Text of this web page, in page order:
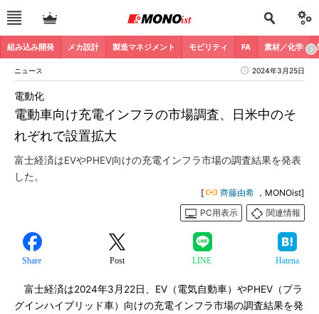
組み込み開発 メカ設計 製造マネジメント モビリティ FA 素材／化学
ニュース 2024年3月25日
電動車向け充電インフラの市場調査、日米中のそ
れぞれで設置拡大
電動化
富士経済はEVやPHEV向けの充電インフラ市場の調査結果を発表
した。
[ 齊藤由希 ，MONOist]
PC用表示
関連情報
Share Post LINE Hatena
富士経済は2024年3月22日、EV（電気自動車）やPHEV（プラ
グインハイブリッド車）向けの充電インフラ市場の調査結果を発